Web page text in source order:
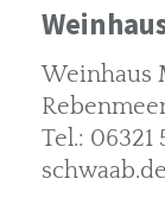
Weinhaus
Tel.:
schwaab.de